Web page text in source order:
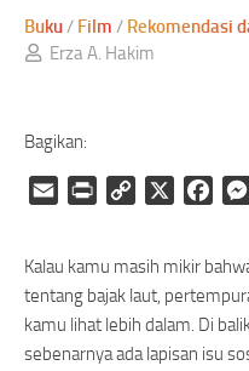
Buku/ Film / Rekomendasi
Erza A. Hakim
Bagikan:
Email Print
Copy
Kalau kamu masih mikir
tentang bajak laut,
kamu lihat lebih dalam. Di
sebenarnya ada lapisan isu